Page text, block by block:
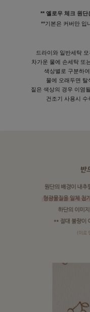
** 옐로우 체크 원단
**기본은 커버만 입
드라이와 일반세탁
차가운 물에 손세탁 또
색상별로 구분하
물에 오래두면 탈
짙은 색상의 경우 이염
건조기 사용시 수